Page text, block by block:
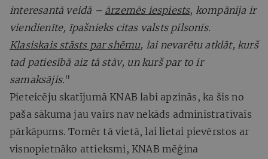
interesantā veidā – ārzemēs iespiests, kompānija ir
viendienīte, īpašnieks citas valsts pilsonis.
Klasiskais stāsts par shēmu, lai nevarētu atklāt, kurš
tad patiesībā aiz tā stāv, un kurš par to ir
samaksājis."
Pieteicēju skatījumā KNAB labi apzinās, ka šis no
paša sākuma jau vairs nav nekāds administratīvais
pārkāpums. Tomēr tā vietā, lai lietai pievērstos ar
visnopietnāko attieksmi, KNAB mēģina